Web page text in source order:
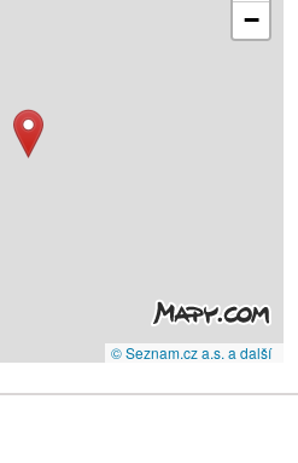
−
© Seznam.cz a.s. a další